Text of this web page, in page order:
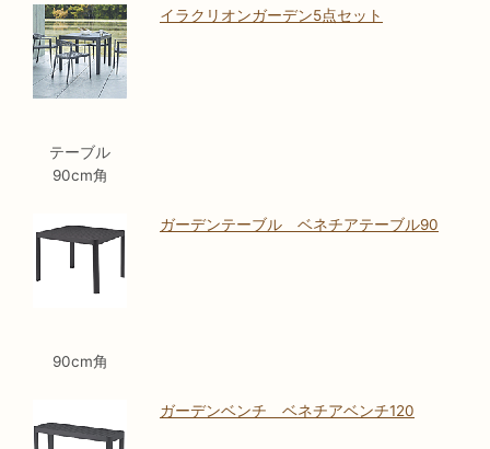
テーブル
90cm角
イラクリオンガーデン5点セット
90cm角
ガーデンテーブル ベネチアテーブル90
ガーデンベンチ ベネチアベンチ120